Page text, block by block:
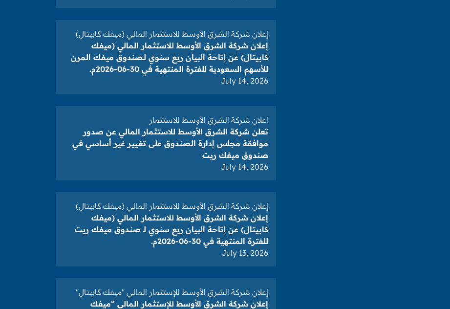
إعلان شركة الشرق الأوسط للاستثمار المالي (ميفك كابيتال)
إعلان شركة الشرق الأوسط للاستثمار المالي (ميفك
كابيتال) عن إتاحة البيان ربع سنوي لـصندوق ميفك المرن
للأسهم السعودية للفترة المنتهية في 30-06-2026م.
July 14, 2026
اعلان شركة الشرق الأوسط للاستثمار
تعلن شركة الشرق الأوسط للاستثمار المالي عن صدور
موافقة مجلس إدارة الصندوق على تغيير غير أساسي في
صندوق ميفك ريت
July 14, 2026
إعلان شركة الشرق الأوسط للاستثمار المالي (ميفك كابيتال)
إعلان شركة الشرق الأوسط للاستثمار المالي (ميفك
كابيتال) عن إتاحة البيان ربع سنوي لـ صندوق ميفك ريت
للفترة المنتهية في 30-06-2026م.
July 13, 2026
إعلان شركة الشرق الأوسط للإستثمار المالي "ميفك كابيتال"
إعلان شركة الشرق الأوسط للإستثمار المالي “ميفك